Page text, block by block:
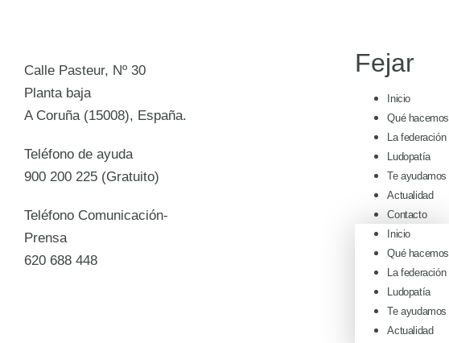
Calle Pasteur, Nº 30
Planta baja
A Coruña (15008), España.
Teléfono de ayuda
900 200 225 (Gratuito)
Teléfono Comunicación-
Prensa
620 688 448
Fejar
Inicio
Qué hacemos
La federación
Ludopatía
Te ayudamos
Actualidad
Contacto
Inicio
Qué hacemos
La federación
Ludopatía
Te ayudamos
Actualidad